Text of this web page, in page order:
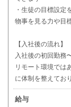
・生徒の目標設定
物事を見る力や目
【入社後の流れ】
入社後の初回勤務
リモート環境では
に体制を整えてお
給与